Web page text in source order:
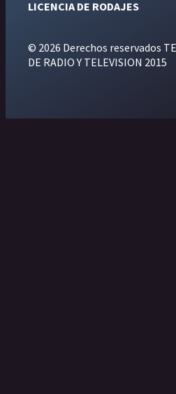
LICENCIA DE RODAJES
© 2026 Derechos reservados
DE RADIO Y TELEVISION 2015